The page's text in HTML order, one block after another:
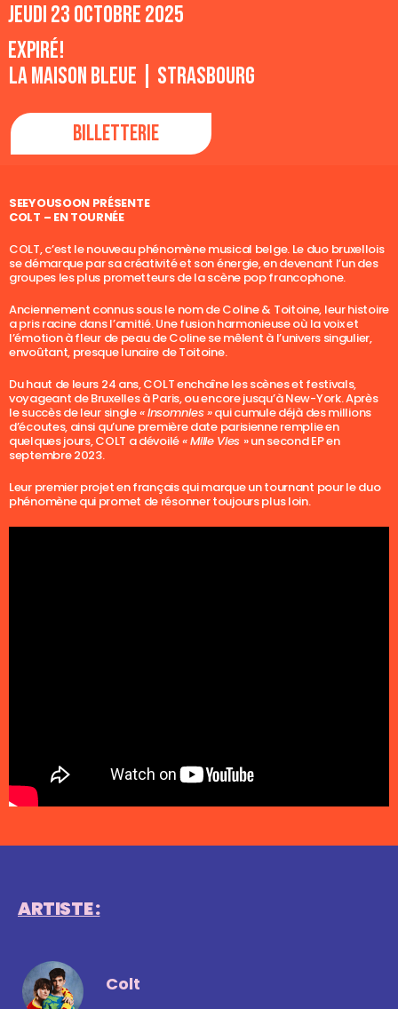
jeudi 23 octobre 2025
Expiré!
La Maison Bleue | Strasbourg
Billetterie
SEEYOUSOON PRÉSENTE
COLT – EN TOURNÉE
COLT, c’est le nouveau phénomène musical belge. Le duo bruxellois
se démarque par sa créativité et son énergie, en devenant l’un des
groupes les plus prometteurs de la scène pop francophone.
Anciennement connus sous le nom de Coline & Toitoine, leur histoire
a pris racine dans l’amitié. Une fusion harmonieuse où la voix et
l’émotion à fleur de peau de Coline se mêlent à l’univers singulier,
envoûtant, presque lunaire de Toitoine.
Du haut de leurs 24 ans, COLT enchaîne les scènes et festivals,
voyageant de Bruxelles à Paris, ou encore jusqu’à New-York. Après
le succès de leur single« Insomnies »qui cumule déjà des millions
d’écoutes, ainsi qu’une première date parisienne remplie en
quelques jours, COLT a dévoilé« Mille Vies » un second EP en
septembre 2023.
Leur premier projet en français qui marque un tournant pour le duo
phénomène qui promet de résonner toujours plus loin.
ARTISTE :
Colt